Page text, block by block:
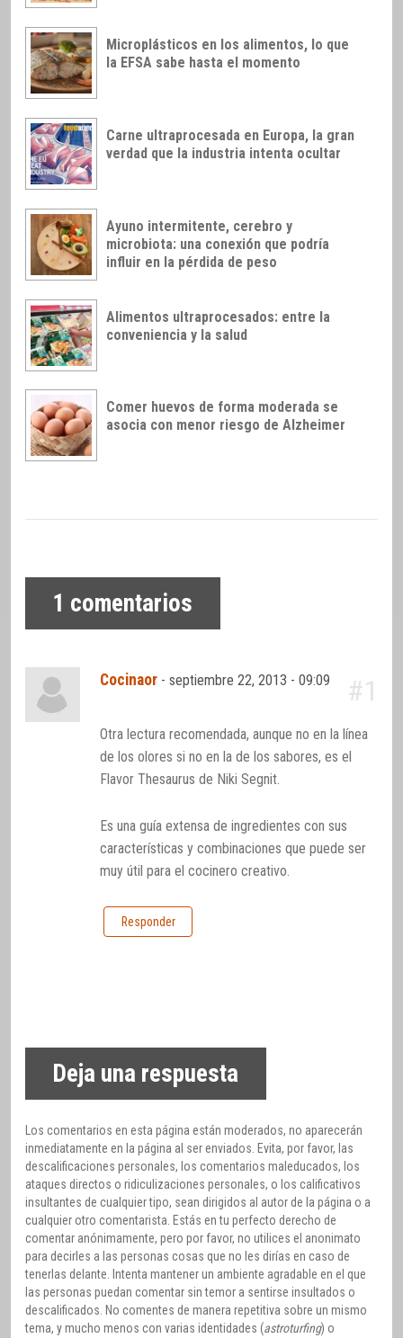
Microplásticos en los alimentos, lo que
la EFSA sabe hasta el momento
Carne ultraprocesada en Europa, la gran
verdad que la industria intenta ocultar
Ayuno intermitente, cerebro y
microbiota: una conexión que podría
influir en la pérdida de peso
Alimentos ultraprocesados: entre la
conveniencia y la salud
Comer huevos de forma moderada se
asocia con menor riesgo de Alzheimer
1 comentarios
Cocinaor -septiembre 22, 2013 - 09:09 #1
Otra lectura recomendada, aunque no en la línea
de los olores si no en la de los sabores, es el
Flavor Thesaurus de Niki Segnit.
Es una guía extensa de ingredientes con sus
características y combinaciones que puede ser
muy útil para el cocinero creativo.
Responder
Deja una respuesta
Los comentarios en esta página están moderados, no aparecerán
inmediatamente en la página al ser enviados. Evita, por favor, las
descalificaciones personales, los comentarios maleducados, los
ataques directos o ridiculizaciones personales, o los calificativos
insultantes de cualquier tipo, sean dirigidos al autor de la página o a
cualquier otro comentarista. Estás en tu perfecto derecho de
comentar anónimamente, pero por favor, no utilices el anonimato
para decirles a las personas cosas que no les dirías en caso de
tenerlas delante. Intenta mantener un ambiente agradable en el que
las personas puedan comentar sin temor a sentirse insultados o
descalificados. No comentes de manera repetitiva sobre un mismo
tema, y mucho menos con varias identidades (astroturfing) o